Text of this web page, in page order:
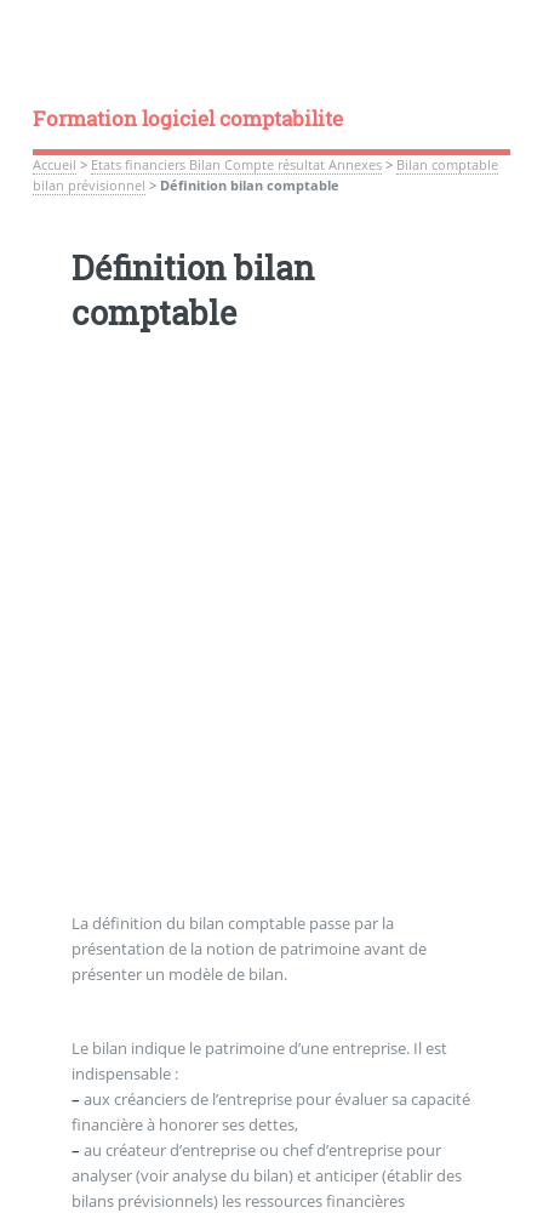
Formation logiciel comptabilite
Accueil > Etats financiers Bilan Compte résultat Annexes> Bilan comptable
bilan prévisionnel > Définition bilan comptable
Définition bilan
comptable
La définition du bilan comptable passe par la
présentation de la notion de patrimoine avant de
présenter un modèle de bilan.
Le bilan indique le patrimoine d’une entreprise. Il est
indispensable :
– aux créanciers de l’entreprise pour évaluer sa capacité
financière à honorer ses dettes,
– au créateur d’entreprise ou chef d’entreprise pour
analyser (voir analyse du bilan) et anticiper (établir des
bilans prévisionnels) les ressources financières